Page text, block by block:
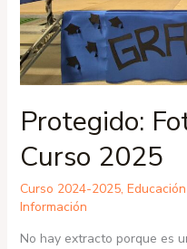
Protegido:
Curso 2025
Curso 2024-2025,
Información
No hay extracto porque es